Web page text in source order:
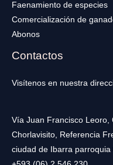
Faenamiento de especies
Comercialización de
Abonos
Contactos
Visítenos en nuestra
Vía Juan Francisco Leoro,
Chorlavisito, Referencia
ciudad de Ibarra parroquia